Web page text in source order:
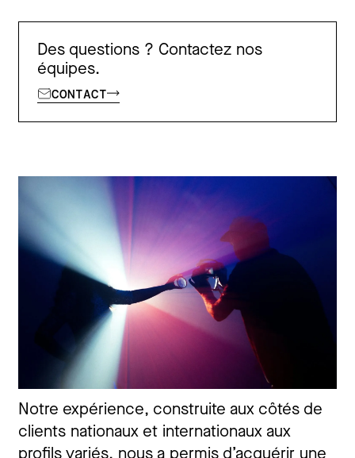
Des questions ? Contactez nos
équipes.
CONTACT
Notre expérience, construite aux côtés de
clients nationaux et internationaux aux
profils variés, nous a permis d’acquérir une